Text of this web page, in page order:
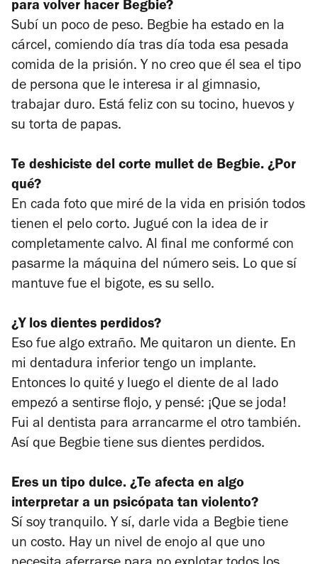
para volver hacer Begbie?
Subí un poco de peso. Begbie ha estado en la
cárcel, comiendo día tras día toda esa pesada
comida de la prisión. Y no creo que él sea el tipo
de persona que le interesa ir al gimnasio,
trabajar duro. Está feliz con su tocino, huevos y
su torta de papas.
Te deshiciste del corte mullet de Begbie. ¿Por
qué?
En cada foto que miré de la vida en prisión todos
tienen el pelo corto. Jugué con la idea de ir
completamente calvo. Al final me conformé con
pasarme la máquina del número seis. Lo que sí
mantuve fue el bigote, es su sello.
¿Y los dientes perdidos?
Eso fue algo extraño. Me quitaron un diente. En
mi dentadura inferior tengo un implante.
Entonces lo quité y luego el diente de al lado
empezó a sentirse flojo, y pensé: ¡Que se joda!
Fui al dentista para arrancarme el otro también.
Así que Begbie tiene sus dientes perdidos.
Eres un tipo dulce. ¿Te afecta en algo
interpretar a un psicópata tan violento?
Sí soy tranquilo. Y sí, darle vida a Begbie tiene
un costo. Hay un nivel de enojo al que uno